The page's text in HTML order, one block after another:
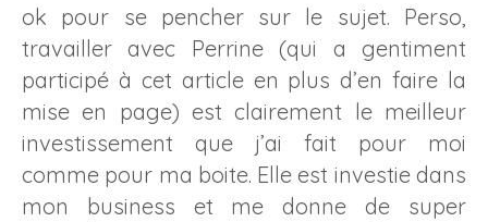
ok pour se pencher sur le sujet. Perso,
travailler avec Perrine (qui a gentiment
participé à cet article en plus d’en faire la
mise en page) est clairement le meilleur
investissement que j’ai fait pour moi
comme pour ma boite. Elle est investie dans
mon business et me donne de super